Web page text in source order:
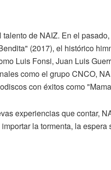
de NAIZ. En el
(2017), el histórico
Luis Fonsi, Juan Luis
como el grupo CNCO,
con éxitos como
experiencias que contar,
la tormenta, la espera